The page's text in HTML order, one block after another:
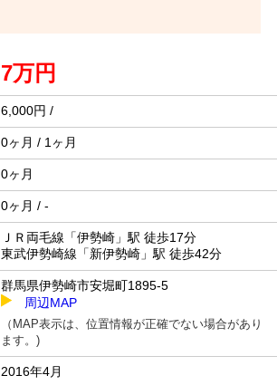
7万円
6,000円 /
0ヶ月 / 1ヶ月
0ヶ月
0ヶ月 / -
ＪＲ両毛線「伊勢崎」駅 徒歩17分
東武伊勢崎線「新伊勢崎」駅 徒歩42分
群馬県伊勢崎市安堀町1895-5
周辺MAP
（MAP表示は、位置情報が正確でない場合があり
ます。)
2016年4月